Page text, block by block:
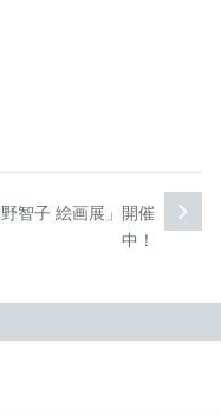
前
野智子 絵画展」開催
中！